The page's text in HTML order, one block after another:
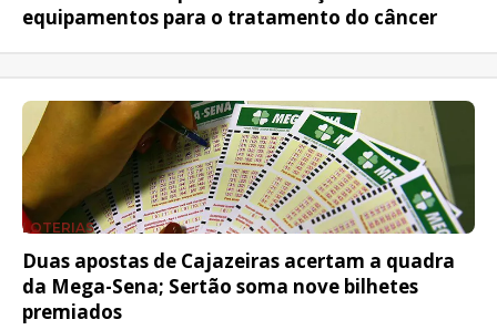
equipamentos para o tratamento do câncer
LOTERIAS
Duas apostas de Cajazeiras acertam a quadra
da Mega-Sena; Sertão soma nove bilhetes
premiados